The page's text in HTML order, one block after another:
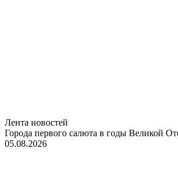
Лента новостей
Города первого салюта в годы Великой
05.08.2026